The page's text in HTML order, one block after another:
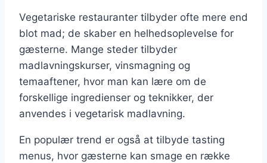
Vegetariske restauranter tilbyder ofte mere end
blot mad; de skaber en helhedsoplevelse for
gæsterne. Mange steder tilbyder
madlavningskurser, vinsmagning og
temaaftener, hvor man kan lære om de
forskellige ingredienser og teknikker, der
anvendes i vegetarisk madlavning.
En populær trend er også at tilbyde tasting
menus, hvor gæsterne kan smage en række